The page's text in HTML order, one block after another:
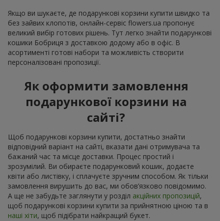
Якщо ви шукаєте, де подарункові корзини купити швидко та
без зайвих клопотів, онлайн-сервіс flowers.ua пропонує
великий вибір готових рішень. Тут легко знайти подарункові
кошики Бобриця з доставкою додому або в офіс. В
асортименті готові набори та можливість створити
персоналізовані пропозиції.
Як оформити замовлення
подарункової корзини на
сайті?
Щоб подарункові корзини купити, достатньо знайти
відповідний варіант на сайті, вказати дані отримувача та
бажаний час та місце доставки. Процес простий і
зрозумілий. Ви обираєте подарунковий кошик, додаєте
квіти або листівку, і сплачуєте зручним способом. Як тільки
замовлення вирушить до вас, ми обов’язково повідомимо.
А ще не забудьте заглянути у розділ акційних пропозицій,
щоб подарункові корзини купити за прийнятною ціною та в
наші хіти, щоб підібрати найкращий букет.